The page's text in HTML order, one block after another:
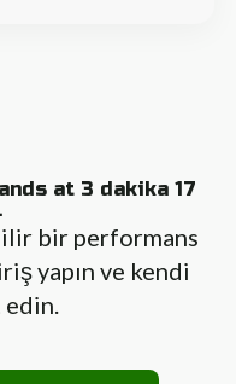
at 3 dakika 17
bir performans
yapın ve kendi
edin.